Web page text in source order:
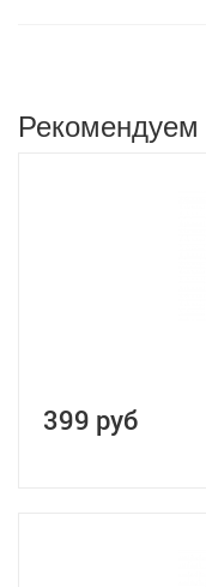
Рекомендуем
399 руб